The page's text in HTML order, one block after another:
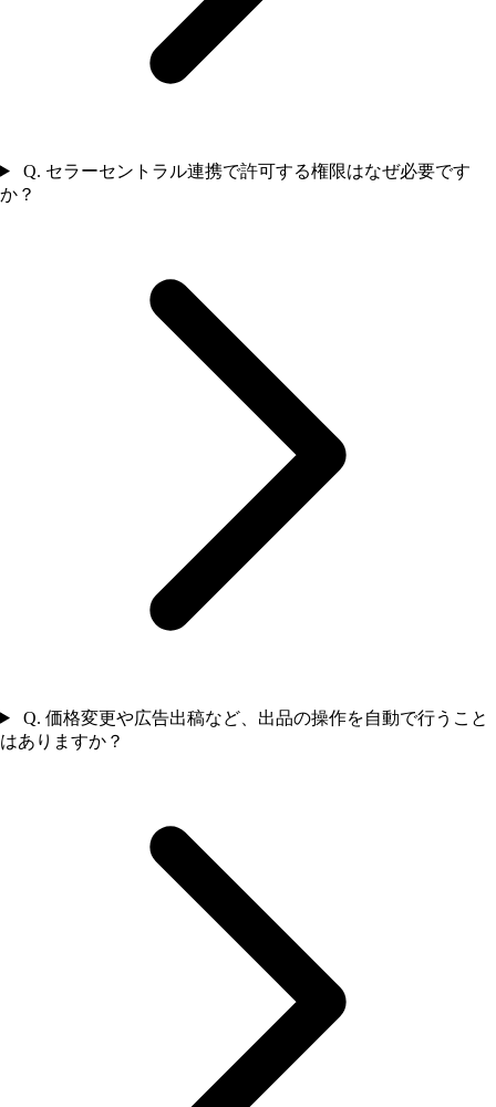
Q. セラーセントラル連携で許可する権限はなぜ必要です
か？
Q. 価格変更や広告出稿など、出品の操作を自動で行うこと
はありますか？